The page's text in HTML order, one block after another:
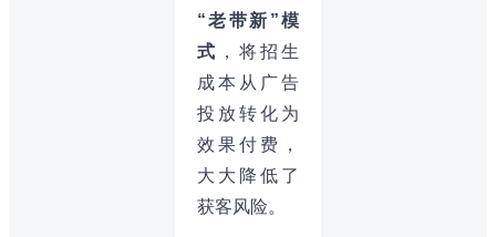
“老带新”模
式 ，将招生
成本从广告
投放转化为
效果付费，
大大降低了
获客风险。